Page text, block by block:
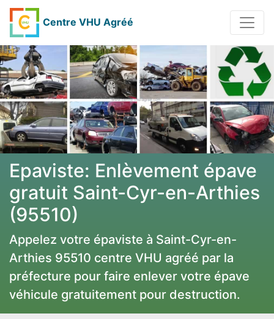
Centre VHU Agréé
Epaviste: Enlèvement épave
gratuit Saint-Cyr-en-Arthies
(95510)
Appelez votre épaviste à Saint-Cyr-en-
Arthies 95510 centre VHU agréé par la
préfecture pour faire enlever votre épave
véhicule gratuitement pour destruction.